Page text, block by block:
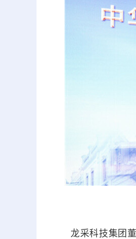
龙采科技集团董